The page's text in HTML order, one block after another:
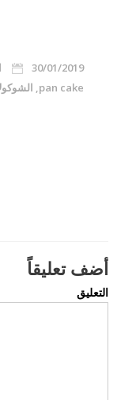
30/01/2019
pan cake
,
أضف تعليقاً
التعليق